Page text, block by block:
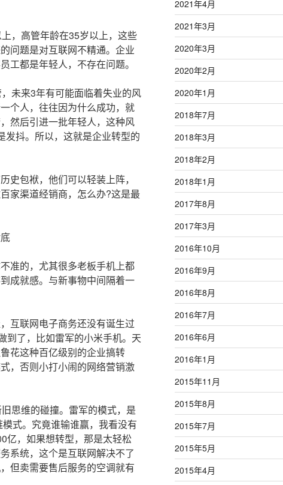
，高管年龄在35岁以上，这些
问题是对互联网不精通。企业
工都是年轻人，不存在问题。
未来3年有可能面临着失业的风
个人，往往因为什么成功，就
然后引进一批年轻人，这种风
发抖。所以，这就是企业转型的
包袱，他们可以轻装上阵，
家渠道经销商，怎么办?这是最
的，尤其很多老板手机上都
成就感。与新事物中间隔着一
联网电子商务还没有诞生过
到了，比如雷军的小米手机。天
花这种百亿级别的企业搞转
，否则小打小闹的网络营销激
思维的碰撞。雷军的模式，是
式。究竟谁输谁赢，我看没有
亿，如果想转型，那是太轻松
系统，这个是互联网解决不了
但卖需要售后服务的空调就有
2021年4月
2021年3月
2020年3月
2020年2月
2020年1月
2018年7月
2018年3月
2018年2月
2018年1月
2017年8月
2017年3月
2016年10月
2016年9月
2016年8月
2016年7月
2016年6月
2016年1月
2015年11月
2015年8月
2015年7月
2015年5月
2015年4月